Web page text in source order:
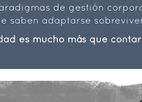
de gestión
saben adaptarse
es mucho más que